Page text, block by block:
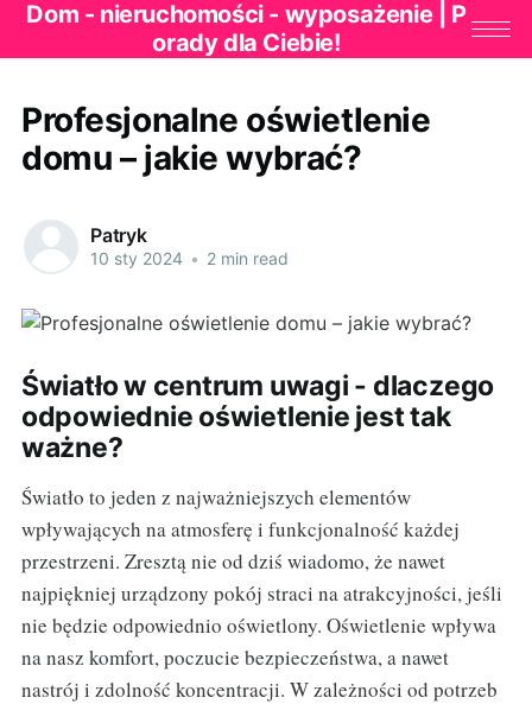
Dom - nieruchomości - wyposażenie | P
orady dla Ciebie!
Profesjonalne oświetlenie
domu – jakie wybrać?
Patryk
10 sty 2024 • 2 min read
Światło w centrum uwagi - dlaczego
odpowiednie oświetlenie jest tak
ważne?
Światło to jeden z najważniejszych elementów
wpływających na atmosferę i funkcjonalność każdej
przestrzeni. Zresztą nie od dziś wiadomo, że nawet
najpiękniej urządzony pokój straci na atrakcyjności, jeśli
nie będzie odpowiednio oświetlony. Oświetlenie wpływa
na nasz komfort, poczucie bezpieczeństwa, a nawet
nastrój i zdolność koncentracji. W zależności od potrzeb